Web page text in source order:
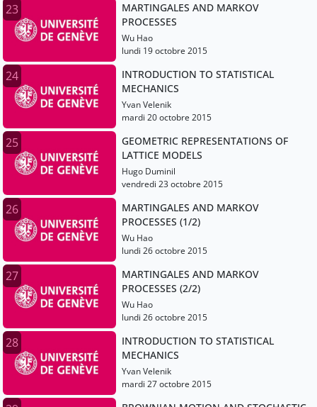
23
MARTINGALES AND MARKOV
PROCESSES
Wu Hao
lundi 19 octobre 2015
24
INTRODUCTION TO STATISTICAL
MECHANICS
Yvan Velenik
mardi 20 octobre 2015
25
GEOMETRIC REPRESENTATIONS OF
LATTICE MODELS
Hugo Duminil
vendredi 23 octobre 2015
26
MARTINGALES AND MARKOV
PROCESSES (1/2)
Wu Hao
lundi 26 octobre 2015
27
MARTINGALES AND MARKOV
PROCESSES (2/2)
Wu Hao
lundi 26 octobre 2015
28
INTRODUCTION TO STATISTICAL
MECHANICS
Yvan Velenik
mardi 27 octobre 2015